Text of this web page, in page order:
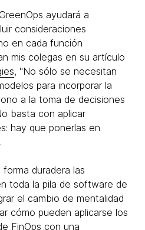
ayudará a
consideraciones
en cada función
mis colegas en su artículo
, "No sólo se necesitan
para incorporar la
a la toma de decisiones
basta con aplicar
hay que ponerlas en
duradera las
toda la pila de software de
el cambio de mentalidad
cómo pueden aplicarse los
FinOps con una